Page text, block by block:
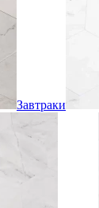
Завтраки